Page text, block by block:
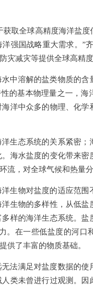
取全球高精度海洋盐
强国战略重大需求。”
灾减灾等提供全球高精
中溶解的盐类物质的含
的基本物理量之一，海
洋中众多的物理、化学
生态系统的关系紧密；
海水盐度的变化带来密
，对全球气候和热量分
生物对盐度的适应范围
生物的多样性，从低盐
样的海洋生态系统。盐
。在一些低盐度的河口
供了丰富的物质基础。
法满足对盐度数据的使
类未曾进行过观测。因